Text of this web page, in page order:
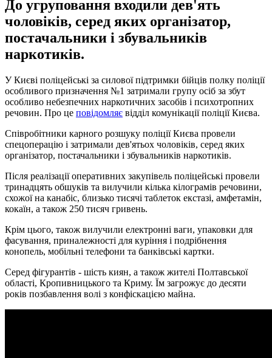
До угруповання входили дев'ять
чоловіків, серед яких організатор,
постачальники і збувальників
наркотиків.
У Києві поліцейські за силової підтримки бійців полку поліції
особливого призначення №1 затримали групу осіб за збут
особливо небезпечних наркотичних засобів і психотропних
речовин. Про це повідомляє відділ комунікації поліції Києва.
Співробітники карного розшуку поліції Києва провели
спецоперацію і затримали дев'ятьох чоловіків, серед яких
організатор, постачальники і збувальників наркотиків.
Після реалізації оперативних закупівель поліцейські провели
тринадцять обшуків та вилучили кілька кілограмів речовини,
схожої на канабіс, близько тисячі таблеток екстазі, амфетамін,
кокаїн, а також 250 тисяч гривень.
Крім цього, також вилучили електронні ваги, упаковки для
фасування, приналежності для куріння і подрібнення
конопель, мобільні телефони та банківські картки.
Серед фігурантів - шість киян, а також жителі Полтавської
області, Кропивницького та Криму. Їм загрожує до десяти
років позбавлення волі з конфіскацією майна.